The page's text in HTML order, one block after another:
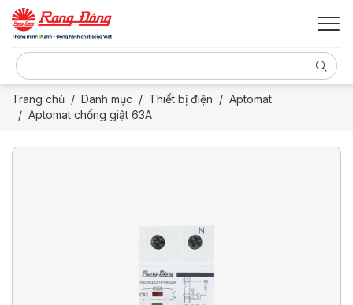
Trang chủ Danh mục Thiết bị điện
Aptomat
Aptomat chống giật 63A